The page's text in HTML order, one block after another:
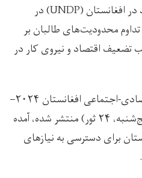
برنامه توسعه سازمان ملل متحد در افغانستان (UNDP) در
محدودیت‌های طالبان بر
تضعیف اقتصاد و نیروی کار در
در گزارش «بررسی اقتصادی-اجتماعی افغانستان ۲۰۲۴–
۲۰۲۵» ملل متحد که امروز (پنج‌شنبه، ۲۴ ثور) منتشر شده، آمده
برای دسترسی به نیازهای